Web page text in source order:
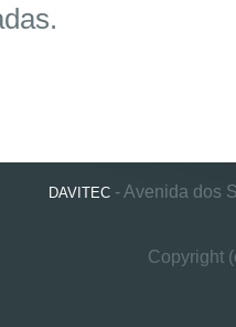
- Avenida dos
Copyright